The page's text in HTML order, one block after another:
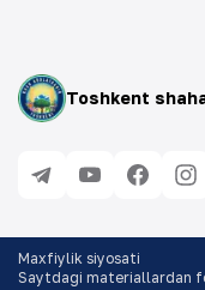
Toshkent
Maxfiylik siyosati
Saytdagi materiallardan